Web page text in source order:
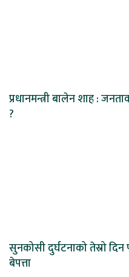
प्रधानमन्त्री बालेन शाह :
?
सुनकोसी दुर्घटनाको तेस्रो
बेपत्ता